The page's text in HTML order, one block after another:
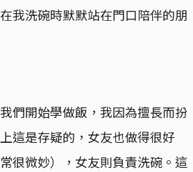
我洗碗時默默站在門口陪伴的朋
們開始學做飯，我因為擅長而扮
這是存疑的，女友也做得很好
很微妙），女友則負責洗碗。這